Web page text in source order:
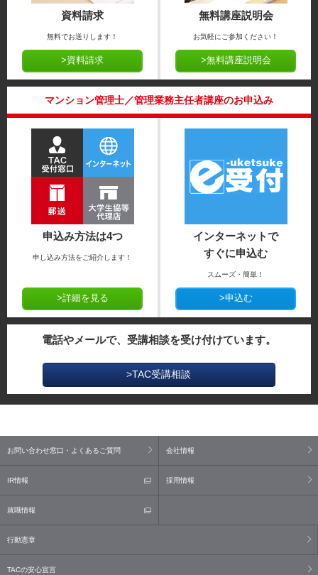
資料請求
無料でお送りします！
>資料請求
無料講座説明会
お気軽にご参加ください！
>無料講座説明会
マンション管理士／管理業務主任者講座のお申込み
申込み方法は4つ
申し込み方法をご紹介します！
>詳細を見る
インターネットで
すぐに申込む
スムーズ・簡単！
>申込む
電話やメールで、受講相談を受け付けています。
>TAC受講相談
お問い合わせ窓口・よくあるご質問 会社情報
IR情報 採用情報
就職情報
行動憲章
TACの安心宣言